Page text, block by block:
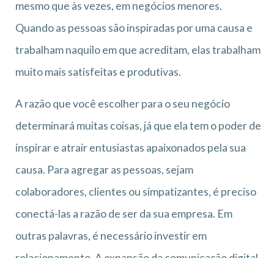
mesmo que às vezes, em negócios menores.
Quando as pessoas são inspiradas por uma causa e
trabalham naquilo em que acreditam, elas trabalham
muito mais satisfeitas e produtivas.
A razão que você escolher para o seu negócio
determinará muitas coisas, já que ela tem o poder de
inspirar e atrair entusiastas apaixonados pela sua
causa. Para agregar as pessoas, sejam
colaboradores, clientes ou simpatizantes, é preciso
conectá-las a razão de ser da sua empresa. Em
outras palavras, é necessário investir em